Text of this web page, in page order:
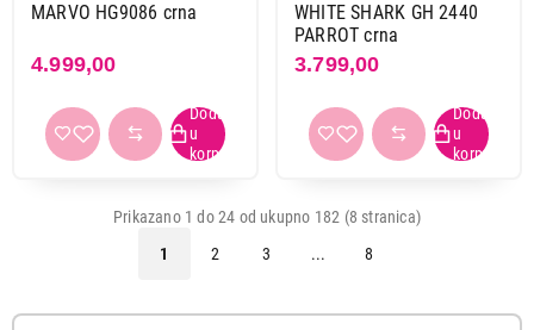
MARVO HG9086 crna
4.999,00
WHITE SHARK GH 2440
PARROT crna
3.799,00
Prikazano 1 do 24 od ukupno 182 (8 stranica)
1
2 3 ... 8